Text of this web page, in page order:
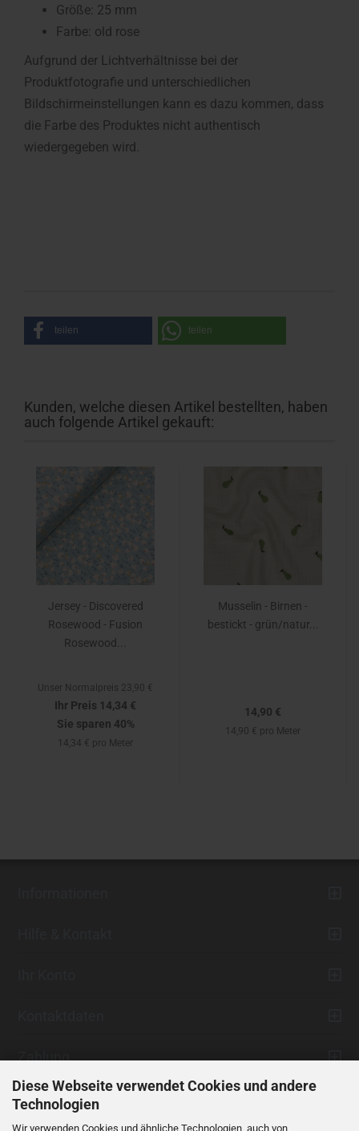
Diese Webseite verwendet Cookies und andere
Technologien
Wir verwenden Cookies und ähnliche Technologien, auch von
Größe: 25 mm
Farbe: old rose
Aufgrund der Lichtverhältnisse bei der
Produktfotografie und unterschiedlichen
Bildschirmeinstellungen kann es dazu kommen, dass
die Farbe des Produktes nicht authentisch
wiedergegeben wird.
teilen teilen
Kunden, welche diesen Artikel bestellten, haben
auch folgende Artikel gekauft:
Jersey - Discovered
Rosewood - Fusion
Rosewood...
Unser Normalpreis 23,90 €
Ihr Preis 14,34 €
Sie sparen 40%
14,34 € pro Meter
Musselin - Birnen -
bestickt - grün/natur...
14,90 €
14,90 € pro Meter
Zahlung